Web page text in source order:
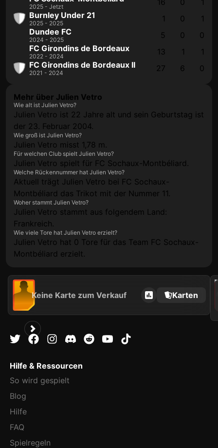
2025 - Jetzt 16 0
1
Burnley Under 21
2025 - 2025 1 0
1
Dundee FC
2024 - 2025 5 0
0
FC Girondins de Bordeaux
2022 - 2024 13 1
1
FC Girondins de Bordeaux II
2021 - 2024 27 6 0
Mehr über Julien Vetro
Wie alt ist Julien Vetro?
Julien Vetro ist 22 Jahre alt und sein Geburtstag ist
der 23. Februar 2004.
Wie groß ist Julien Vetro?
Julien Vetro misst 1,78 m.
Für welchen Club spielt Julien Vetro?
Julien Vetro spielt für FC Sochaux-Montbéliard.
Welche Rückennummer hat Julien Vetro?
Aktuell trägt Julien Vetro bei FC Sochaux-
Montbéliard das Trikot mit der Nummer 11.
Woher stammt Julien Vetro?
Julien Vetro stammt aus folgendem Land:
Frankreich.
Wie viele Tore hat Julien Vetro erzielt?
Julien Vetro hat 0 Tore für das Team FC Sochaux-
Montbéliard erzielt.
Keine Karte zum Verkauf Karten
2022
Hilfe & Ressourcen
So wird gespielt
Blog
Hilfe
FAQ
Spielregeln